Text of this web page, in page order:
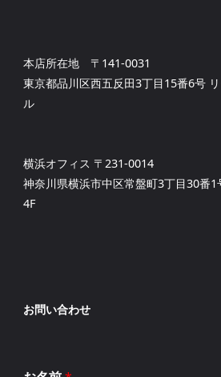
本店所在地 〒141-0031
東京都品川区西五反田3丁目15番6号
ル
横浜オフィス 〒231-0014
神奈川県横浜市中区常盤町3丁目30番1
4F
お問い合わせ